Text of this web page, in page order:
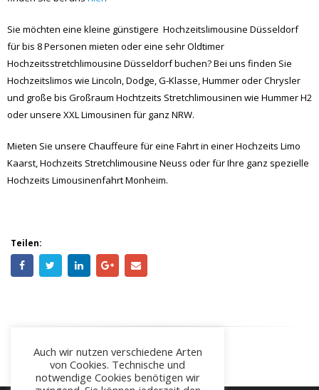
Sie möchten eine kleine günstigere Hochzeitslimousine Düsseldorf
für bis 8 Personen mieten oder eine sehr Oldtimer
Hochzeitsstretchlimousine Düsseldorf buchen? Bei uns finden Sie
Hochzeitslimos wie Lincoln, Dodge, G-Klasse, Hummer oder Chrysler
und große bis Großraum Hochtzeits Stretchlimousinen wie Hummer H2
oder unsere XXL Limousinen für ganz NRW.
Mieten Sie unsere Chauffeure für eine Fahrt in einer Hochzeits Limo
Kaarst, Hochzeits Stretchlimousine Neuss oder für Ihre ganz spezielle
Hochzeits Limousinenfahrt Monheim.
Teilen:
Auch wir nutzen verschiedene Arten
von Cookies. Technische und
notwendige Cookies benötigen wir